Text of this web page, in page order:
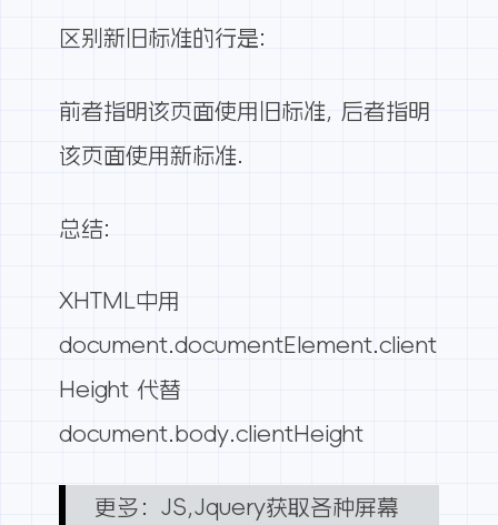
区别新旧标准的行是:
前者指明该页面使用旧标准, 后者指明
该页面使用新标准.
总结:
XHTML中用
document.documentElement.client
Height 代替
document.body.clientHeight
更多： JS,Jquery获取各种屏幕